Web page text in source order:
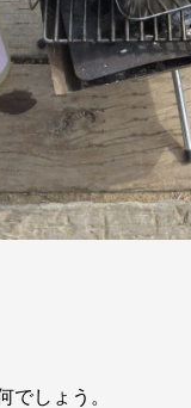
でしょう。